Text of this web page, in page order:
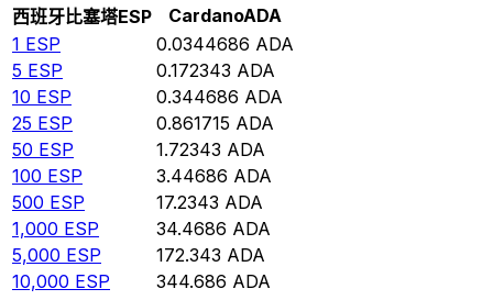
西班牙比塞塔ESP CardanoADA
1 ESP 0.0344686 ADA
5 ESP 0.172343 ADA
10 ESP 0.344686 ADA
25 ESP 0.861715 ADA
50 ESP 1.72343 ADA
100 ESP 3.44686 ADA
500 ESP 17.2343 ADA
1,000 ESP 34.4686 ADA
5,000 ESP 172.343 ADA
10,000 ESP 344.686 ADA